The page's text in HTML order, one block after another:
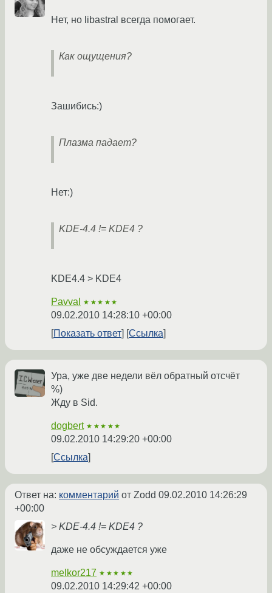
Нет, но libastral всегда помогает.
Как ощущения?
Зашибись:)
Плазма падает?
Нет:)
KDE-4.4 != KDE4 ?
KDE4.4 > KDE4
Pavval ★★★★★
09.02.2010 14:28:10 +00:00
Показать ответ
Ссылка
Ура, уже две недели вёл обратный отсчёт
%)
Жду в Sid.
dogbert ★★★★★
09.02.2010 14:29:20 +00:00
Ссылка
Ответ на: комментарий от Zodd 09.02.2010 14:26:29
+00:00
> KDE-4.4 != KDE4 ?
даже не обсуждается уже
melkor217 ★★★★★
09.02.2010 14:29:42 +00:00